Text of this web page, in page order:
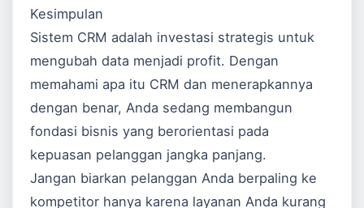
Kesimpulan
Sistem CRM adalah investasi strategis untuk
mengubah data menjadi profit. Dengan
memahami apa itu CRM dan menerapkannya
dengan benar, Anda sedang membangun
fondasi bisnis yang berorientasi pada
kepuasan pelanggan jangka panjang.
Jangan biarkan pelanggan Anda berpaling ke
kompetitor hanya karena layanan Anda kurang